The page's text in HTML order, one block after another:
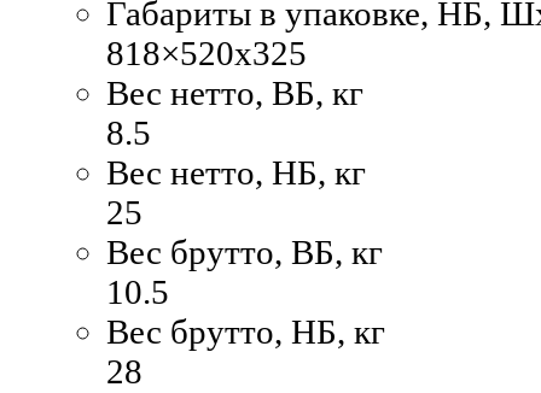
Габариты в упаковке, НБ,
818×520x325
Вес нетто, ВБ, кг
8.5
Вес нетто, НБ, кг
25
Вес брутто, ВБ, кг
10.5
Вес брутто, НБ, кг
28